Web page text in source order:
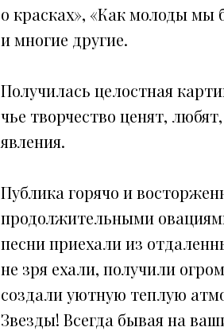
о красках», «Как молоды мы
и многие другие.
Получилась целостная
чье творчество ценят,
явления.
Публика горячо и
продолжительными
песни приехали из
не зря ехали, получили
создали уютную теплую
Звезды! Всегда бывая на